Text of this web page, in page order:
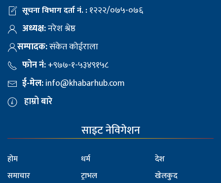
सूचना विभाग दर्ता नं. :१२२२/०७५-०७६
अध्यक्ष:नरेश श्रेष्ठ
सम्पादक:संकेत कोईराला
फोन नं:+९७७-१-५३४९१५८
ई-मेल:info@khabarhub.com
हाम्रो बारे
साइट नेविगेशन
होम
समाचार
धर्म
ट्राभल
देश
खेलकुद